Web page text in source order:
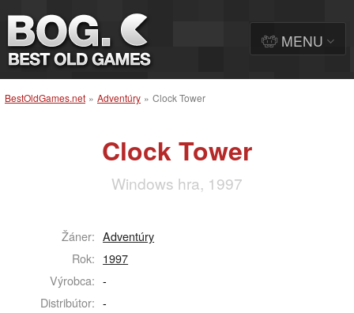
BestOldGames.net » Adventúry » Clock Tower
Clock Tower
Windows hra, 1997
Žáner: Adventúry
Rok: 1997
Výrobca: -
Distribútor: -
MENU